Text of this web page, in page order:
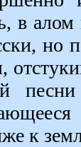
в алом
но
к